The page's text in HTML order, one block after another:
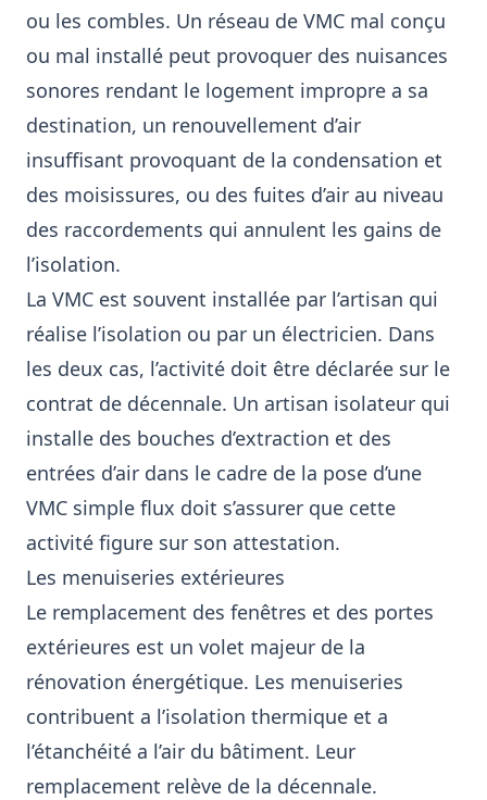
ou les combles. Un réseau de VMC mal conçu
ou mal installé peut provoquer des nuisances
sonores rendant le logement impropre a sa
destination, un renouvellement d’air
insuffisant provoquant de la condensation et
des moisissures, ou des fuites d’air au niveau
des raccordements qui annulent les gains de
l’isolation.
La VMC est souvent installée par l’artisan qui
réalise l’isolation ou par un électricien. Dans
les deux cas, l’activité doit être déclarée sur le
contrat de décennale. Un artisan isolateur qui
installe des bouches d’extraction et des
entrées d’air dans le cadre de la pose d’une
VMC simple flux doit s’assurer que cette
activité figure sur son attestation.
Les menuiseries extérieures
Le remplacement des fenêtres et des portes
extérieures est un volet majeur de la
rénovation énergétique. Les menuiseries
contribuent a l’isolation thermique et a
l’étanchéité a l’air du bâtiment. Leur
remplacement relève de la décennale.